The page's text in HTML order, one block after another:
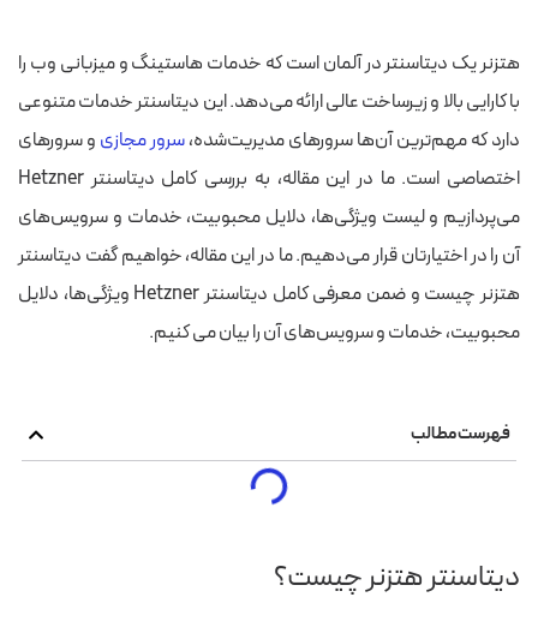
هتزنر یک دیتاسنتر در آلمان است که خدمات هاستینگ و میزبانی وب را
با کارایی بالا و زیرساخت عالی ارائه می‌دهد. این دیتاسنتر خدمات متنوعی
دارد که مهم‌ترین آن‌ها سرورهای مدیریت‌شده،سرور مجازی و سرورهای
اختصاصی است.
ما در این مقاله، به بررسی کامل دیتاسنتر Hetzner
می‌پردازیم و لیست ویژگی‌ها، دلایل محبوبیت، خدمات و سرویس‌های
آن را در اختیارتان قرار می‌دهیم. ما در این مقاله، خواهیم گفت دیتاسنتر
هتزنر چیست و ضمن معرفی کامل دیتاسنتر Hetzner ویژگی‌ها، دلایل
محبوبیت، خدمات و سرویس‌های آن را بیان می کنیم.
فهرست مطالب
دیتاسنتر هتزنر چیست؟